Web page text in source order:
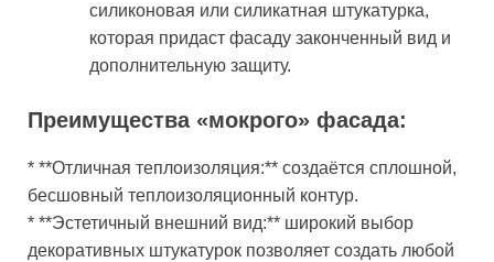
силиконовая или силикатная штукатурка,
которая придаст фасаду законченный вид и
дополнительную защиту.
Преимущества «мокрого» фасада:
* **Отличная теплоизоляция:** создаётся сплошной,
бесшовный теплоизоляционный контур.
* **Эстетичный внешний вид:** широкий выбор
декоративных штукатурок позволяет создать любой